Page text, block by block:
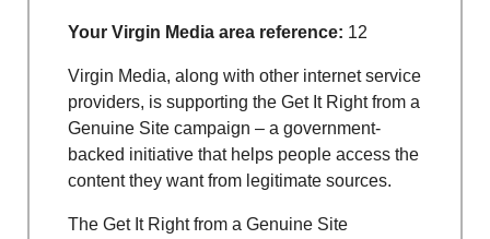
Your Virgin Media area reference: 12
Virgin Media, along with other internet service
providers, is supporting the Get It Right from a
Genuine Site campaign – a government-
backed initiative that helps people access the
content they want from legitimate sources.
The Get It Right from a Genuine Site